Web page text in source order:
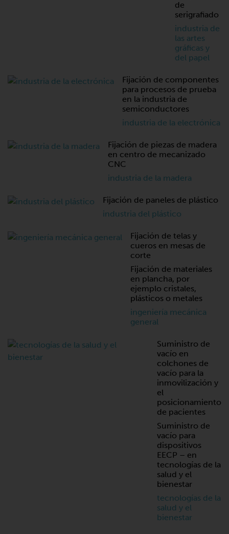
de
serigrafiado
industria de
las artes
gráficas y
del papel
Fijación de componentes
para procesos de prueba
en la industria de
semiconductores
industria de la electrónica
Fijación de piezas de madera
en centro de mecanizado
CNC
industria de la madera
Fijación de paneles de plástico
industria del plástico
Fijación de telas y
cueros en mesas de
corte
Fijación de materiales
en plancha, por
ejemplo cristales,
plásticos o metales
ingeniería mecánica
general
Suministro de
vacío en
colchones de
vacío para la
inmovilización y
el
posicionamiento
de pacientes
Suministro de
vacío para
dispositivos
EECP – en
tecnologías de la
salud y el
bienestar
tecnologías de la
salud y el
bienestar